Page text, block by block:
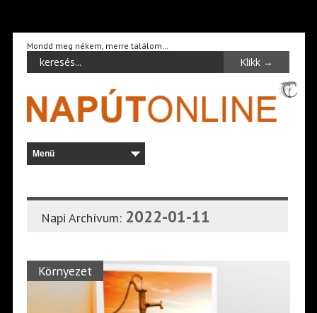
Mondd meg nékem, merre találom…
Napi Archívum: 2022-01-11
Környezet